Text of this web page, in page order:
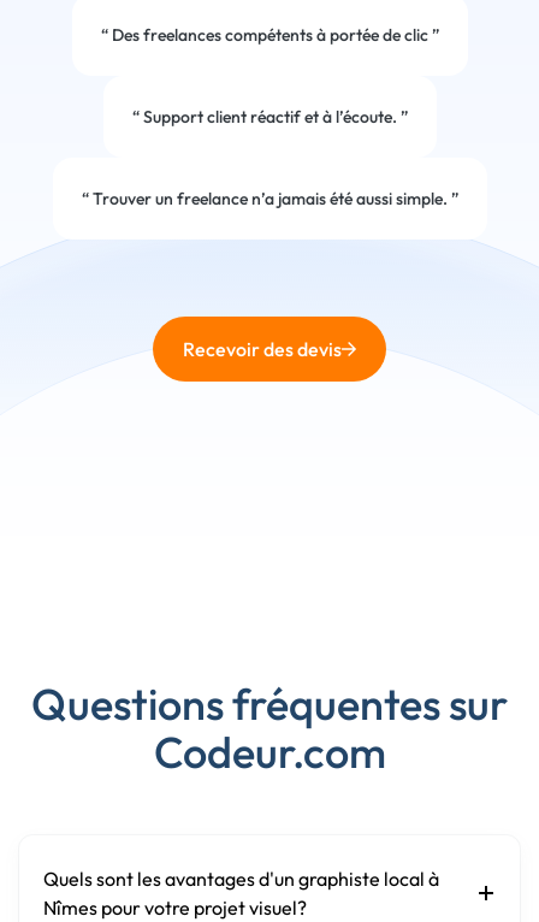
“Des freelances compétents à portée de clic”
“Support client réactif et à l’écoute. ”
“Trouver un freelance n’a jamais été aussi simple. ”
Recevoir des devis
Questions fréquentes sur
Codeur.com
Quels sont les avantages d'un graphiste local à
Nîmes pour votre projet visuel?